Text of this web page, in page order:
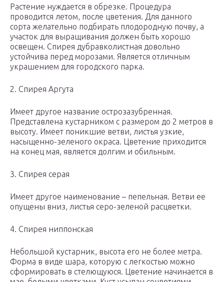
Растение нуждается в обрезке. Процедура
проводится летом, после цветения. Для данного
сорта желательно подбирать плодородную почву, а
участок для выращивания должен быть хорошо
освещен. Спирея дубравколистная довольно
устойчива перед морозами. Является отличным
украшением для городского парка.
2. Спирея Аргута
Имеет другое название острозазубренная.
Представлена кустарником с размером до 2 метров в
высоту. Имеет поникшие ветви, листья узкие,
насыщенно-зеленого окраса. Цветение приходится
на конец мая, является долгим и обильным.
3. Спирея серая
Имеет другое наименование – пепельная. Ветви ее
опущены вниз, листья серо-зеленой расцветки.
4. Спирея ниппонская
Небольшой кустарник, высота его не более метра.
Форма в виде шара, которую с легкостью можно
сформировать в стелющуюся. Цветение начинается в